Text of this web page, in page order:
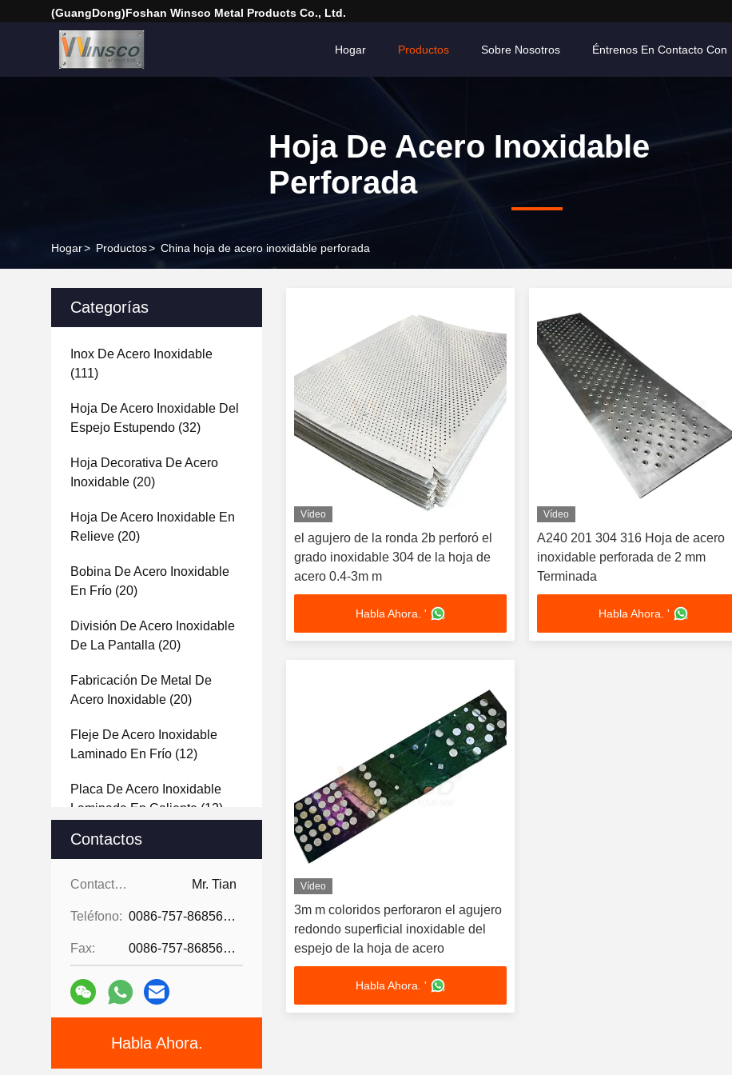
(GuangDong)Foshan Winsco Metal Products Co., Ltd.
Hogar Productos Sobre Nosotros Éntrenos En Contacto Con
Hoja De Acero Inoxidable
Perforada
Hogar> Productos> China hoja de acero inoxidable perforada
Categorías
Inox De Acero Inoxidable
(111)
Hoja De Acero Inoxidable Del
Espejo Estupendo (32)
Hoja Decorativa De Acero
Inoxidable (20)
Hoja De Acero Inoxidable En
Relieve (20)
Bobina De Acero Inoxidable
En Frío (20)
División De Acero Inoxidable
De La Pantalla (20)
Fabricación De Metal De
Acero Inoxidable (20)
Fleje De Acero Inoxidable
Laminado En Frío (12)
Placa De Acero Inoxidable
Laminada En Caliente (12)
Hoja De Acero Inoxidable 2B
(144)
La Rayita (40)
Hoja De Acero Inoxidable Del
Stainless Steel Decorative
Contactos
Contactos: Mr. Tian
Teléfono: 0086-757-86856916
Fax: 0086-757-86856916
Habla Ahora.
Vídeo
el agujero de la ronda 2b perforó el
grado inoxidable 304 de la hoja de
acero 0.4-3m m
Habla Ahora. '
Vídeo
A240 201 304 316 Hoja de acero
inoxidable perforada de 2 mm
Terminada
Habla Ahora. '
Vídeo
3m m coloridos perforaron el agujero
redondo superficial inoxidable del
espejo de la hoja de acero
Habla Ahora. '